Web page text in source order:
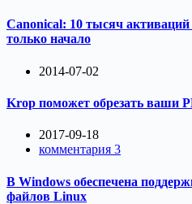
Canonical: 10 тысяч
только начало
2014-07-02
Krop поможет обрезать ваши
2017-09-18
комментария 3
В Windows обеспечена
файлов Linux